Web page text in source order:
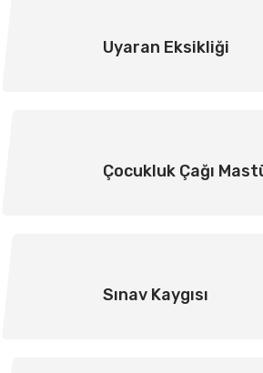
Uyaran Eksikliği
Çocukluk Çağı
Sınav Kaygısı